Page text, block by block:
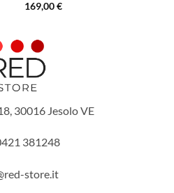
169,00€
30016 Jesolo VE
381248
store.it